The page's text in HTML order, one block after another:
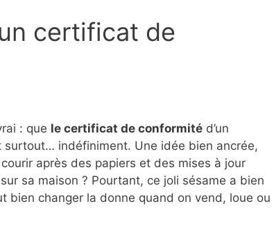
certificat de
: que le certificat de conformité d’un
surtout… indéfiniment. Une idée bien ancrée,
après des papiers et des mises à jour
sa maison ? Pourtant, ce joli sésame a bien
bien changer la donne quand on vend, loue ou